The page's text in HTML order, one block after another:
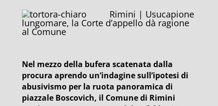
Rimini | Usucapione
lungomare, la Corte d’appello dà ragione
al Comune
Nel mezzo della bufera scatenata dalla
procura aprendo un’indagine sull’ipotesi di
abusivismo per la ruota panoramica di
piazzale Boscovich, il Comune di Rimini